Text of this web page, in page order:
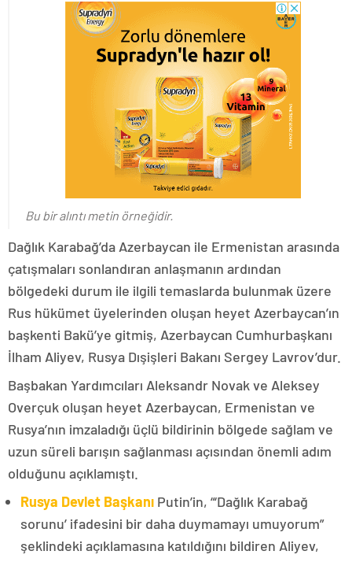
Bu bir alıntı metin örneğidir.
Dağlık Karabağ’da Azerbaycan ile Ermenistan arasında
çatışmaları sonlandıran anlaşmanın ardından
bölgedeki durum ile ilgili temaslarda bulunmak üzere
Rus hükümet üyelerinden oluşan heyet Azerbaycan’ın
başkenti Bakü’ye gitmiş, Azerbaycan Cumhurbaşkanı
İlham Aliyev, Rusya Dışişleri Bakanı Sergey Lavrov’dur.
Başbakan Yardımcıları Aleksandr Novak ve Aleksey
Overçuk oluşan heyet Azerbaycan, Ermenistan ve
Rusya’nın imzaladığı üçlü bildirinin bölgede sağlam ve
uzun süreli barışın sağlanması açısından önemli adım
olduğunu açıklamıştı.
Rusya Devlet Başkanı Putin’in, “‘Dağlık Karabağ
sorunu’ ifadesini bir daha duymamayı umuyorum”
şeklindeki açıklamasına katıldığını bildiren Aliyev,